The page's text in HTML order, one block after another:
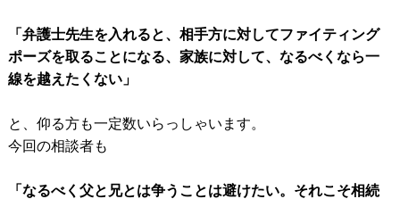
「弁護士先生を入れると、相手方に対してファイティング
ポーズを取ることになる、家族に対して、なるべくなら一
線を越えたくない」
と、仰る方も一定数いらっしゃいます。
今回の相談者も
「なるべく父と兄とは争うことは避けたい。それこそ相続